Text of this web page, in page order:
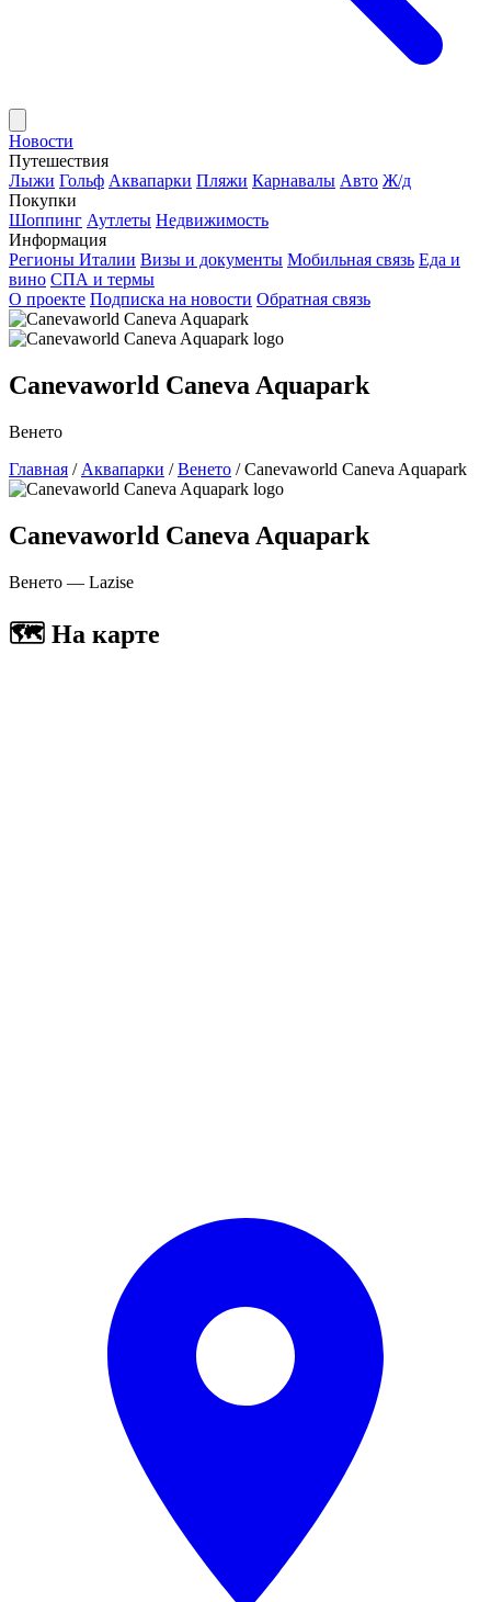
Новости
Путешествия
Лыжи Гольф Аквапарки Пляжи Карнавалы Авто Ж/д
Покупки
Шоппинг Аутлеты Недвижимость
Информация
Регионы Италии Визы и документы Мобильная связь Еда и
вино СПА и термы
О проекте Подписка на новости Обратная связь
Canevaworld Caneva Aquapark
Венето
Главная / Аквапарки / Венето / Canevaworld Caneva Aquapark
Canevaworld Caneva Aquapark
Венето — Lazise
🗺 На карте